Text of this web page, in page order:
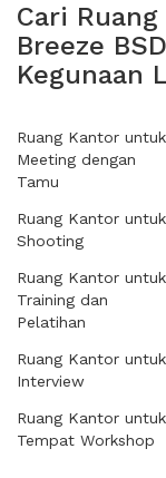
Cari
Breeze
Kegunaan
Ruang Kantor untuk
Meeting dengan
Tamu
Ruang Kantor untuk
Shooting
Ruang Kantor untuk
Training dan
Pelatihan
Ruang Kantor untuk
Interview
Ruang Kantor untuk
Tempat Workshop